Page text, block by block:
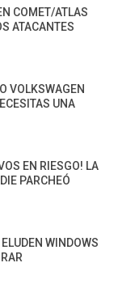
COMET/ATLAS
ATACANTES
VOLKSWAGEN
UNA
EN RIESGO! LA
PARCHEÓ
WINDOWS